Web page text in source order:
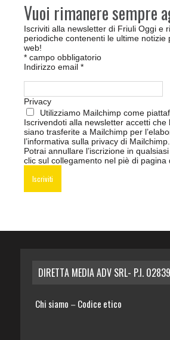
Vuoi rimanere sempre
Iscriviti alla newsletter di Friuli Oggi e
periodiche contenenti le ultime notizie
web!
* campo obbligatorio
Indirizzo email *
Privacy
Utilizziamo Mailchimp come
Iscrivendoti alla newsletter accetti che
siano trasferite a Mailchimp per
l’informativa sulla privacy di Mailchimp
Potrai annullare l’iscrizione in
clic sul collegamento nel piè di pagina
DIRETTA MEDIA ADV SRL- P.I.
Chi siamo – Codice etico